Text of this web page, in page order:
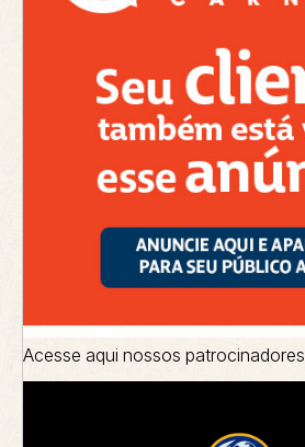
Acesse aqui nossos patrocinadores